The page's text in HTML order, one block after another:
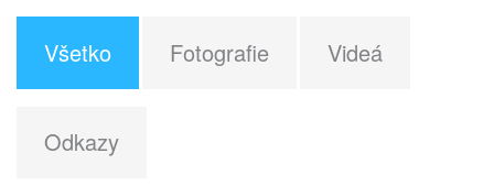
Všetko Fotografie Videá
Odkazy